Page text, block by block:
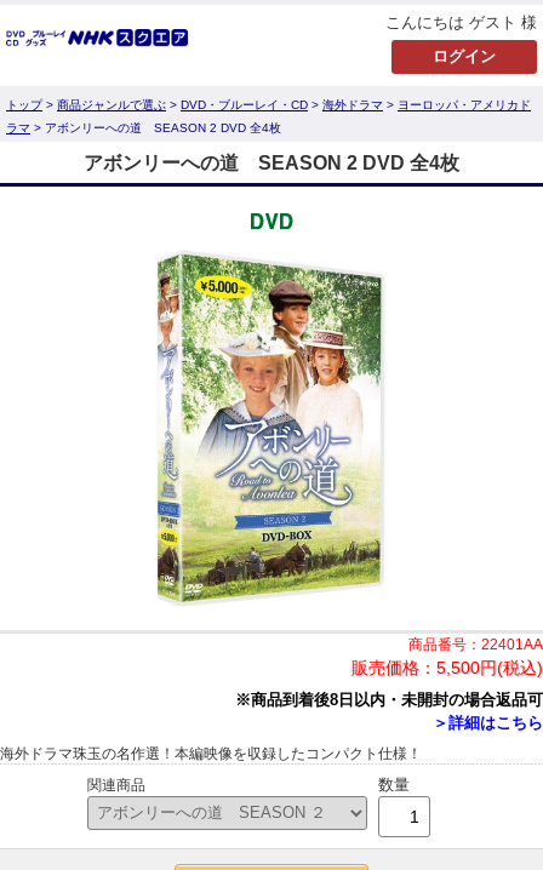
こんにちは ゲスト 様
トップ> 商品ジャンルで選ぶ > DVD・ブルーレイ・CD > 海外ドラマ > ヨーロッパ・アメリカド
ラマ > アボンリーへの道 SEASON 2 DVD 全4枚
アボンリーへの道 SEASON 2 DVD 全4枚
商品番号：22401AA
販売価格： 5,500円(税込)
※商品到着後8日以内・未開封の場合返品可
＞詳細はこちら
海外ドラマ珠玉の名作選！本編映像を収録したコンパクト仕様！
関連商品
数量